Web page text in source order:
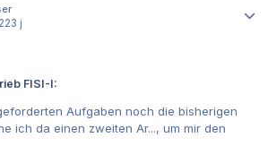
3 j
FISI-I:
Aufgaben noch die bisherigen
ich da einen zweiten Ar..., um mir den